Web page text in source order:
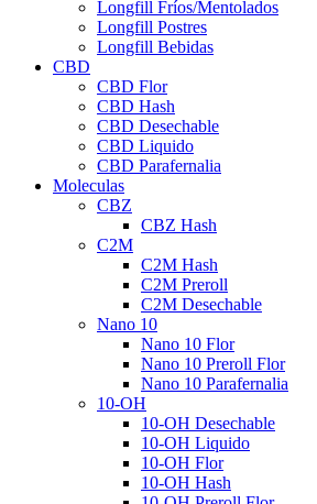
Longfill Fríos/Mentolados
Longfill Postres
Longfill Bebidas
CBD
CBD Flor
CBD Hash
CBD Desechable
CBD Liquido
CBD Parafernalia
Moleculas
CBZ
CBZ Hash
C2M
C2M Hash
C2M Preroll
C2M Desechable
Nano 10
Nano 10 Flor
Nano 10 Preroll Flor
Nano 10 Parafernalia
10-OH
10-OH Desechable
10-OH Liquido
10-OH Flor
10-OH Hash